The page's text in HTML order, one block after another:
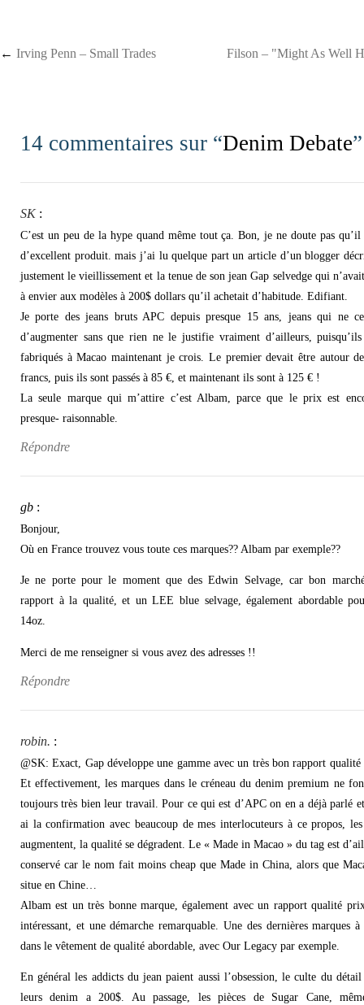
Post navigation
← Irving Penn – Small Trades Filson – "Might As Well
14 commentaires sur “Denim Debate”
SK :
C’est un peu de la hype quand même tout ça. Bon, je ne doute pas
d’excellent produit. mais j’ai lu quelque part un article d’un blogger
justement le vieillissement et la tenue de son jean Gap selvedge qui
à envier aux modèles à 200$ dollars qu’il achetait d’habitude. Edifiant.
Je porte des jeans bruts APC depuis presque 15 ans, jeans qui ne
d’augmenter sans que rien ne le justifie vraiment d’ailleurs,
fabriqués à Macao maintenant je crois. Le premier devait être autour
francs, puis ils sont passés à 85 €, et maintenant ils sont à 125 € !
La seule marque qui m’attire c’est Albam, parce que le prix est
presque- raisonnable.
Répondre
gb :
Bonjour,
Où en France trouvez vous toute ces marques?? Albam par exemple??
Je ne porte pour le moment que des Edwin Selvage, car bon
rapport à la qualité, et un LEE blue selvage, également abordable
14oz.
Merci de me renseigner si vous avez des adresses !!
Répondre
robin. :
@SK: Exact, Gap développe une gamme avec un très bon rapport
Et effectivement, les marques dans le créneau du denim premium ne
toujours très bien leur travail. Pour ce qui est d’APC on en a déjà parlé
ai la confirmation avec beaucoup de mes interlocuteurs à ce propos,
augmentent, la qualité se dégradent. Le « Made in Macao » du tag est
conservé car le nom fait moins cheap que Made in China, alors que
situe en Chine…
Albam est un très bonne marque, également avec un rapport qualité
intéressant, et une démarche remarquable. Une des dernières marques
dans le vêtement de qualité abordable, avec Our Legacy par exemple.
En général les addicts du jean paient aussi l’obsession, le culte du détail
leurs denim a 200$. Au passage, les pièces de Sugar Cane,